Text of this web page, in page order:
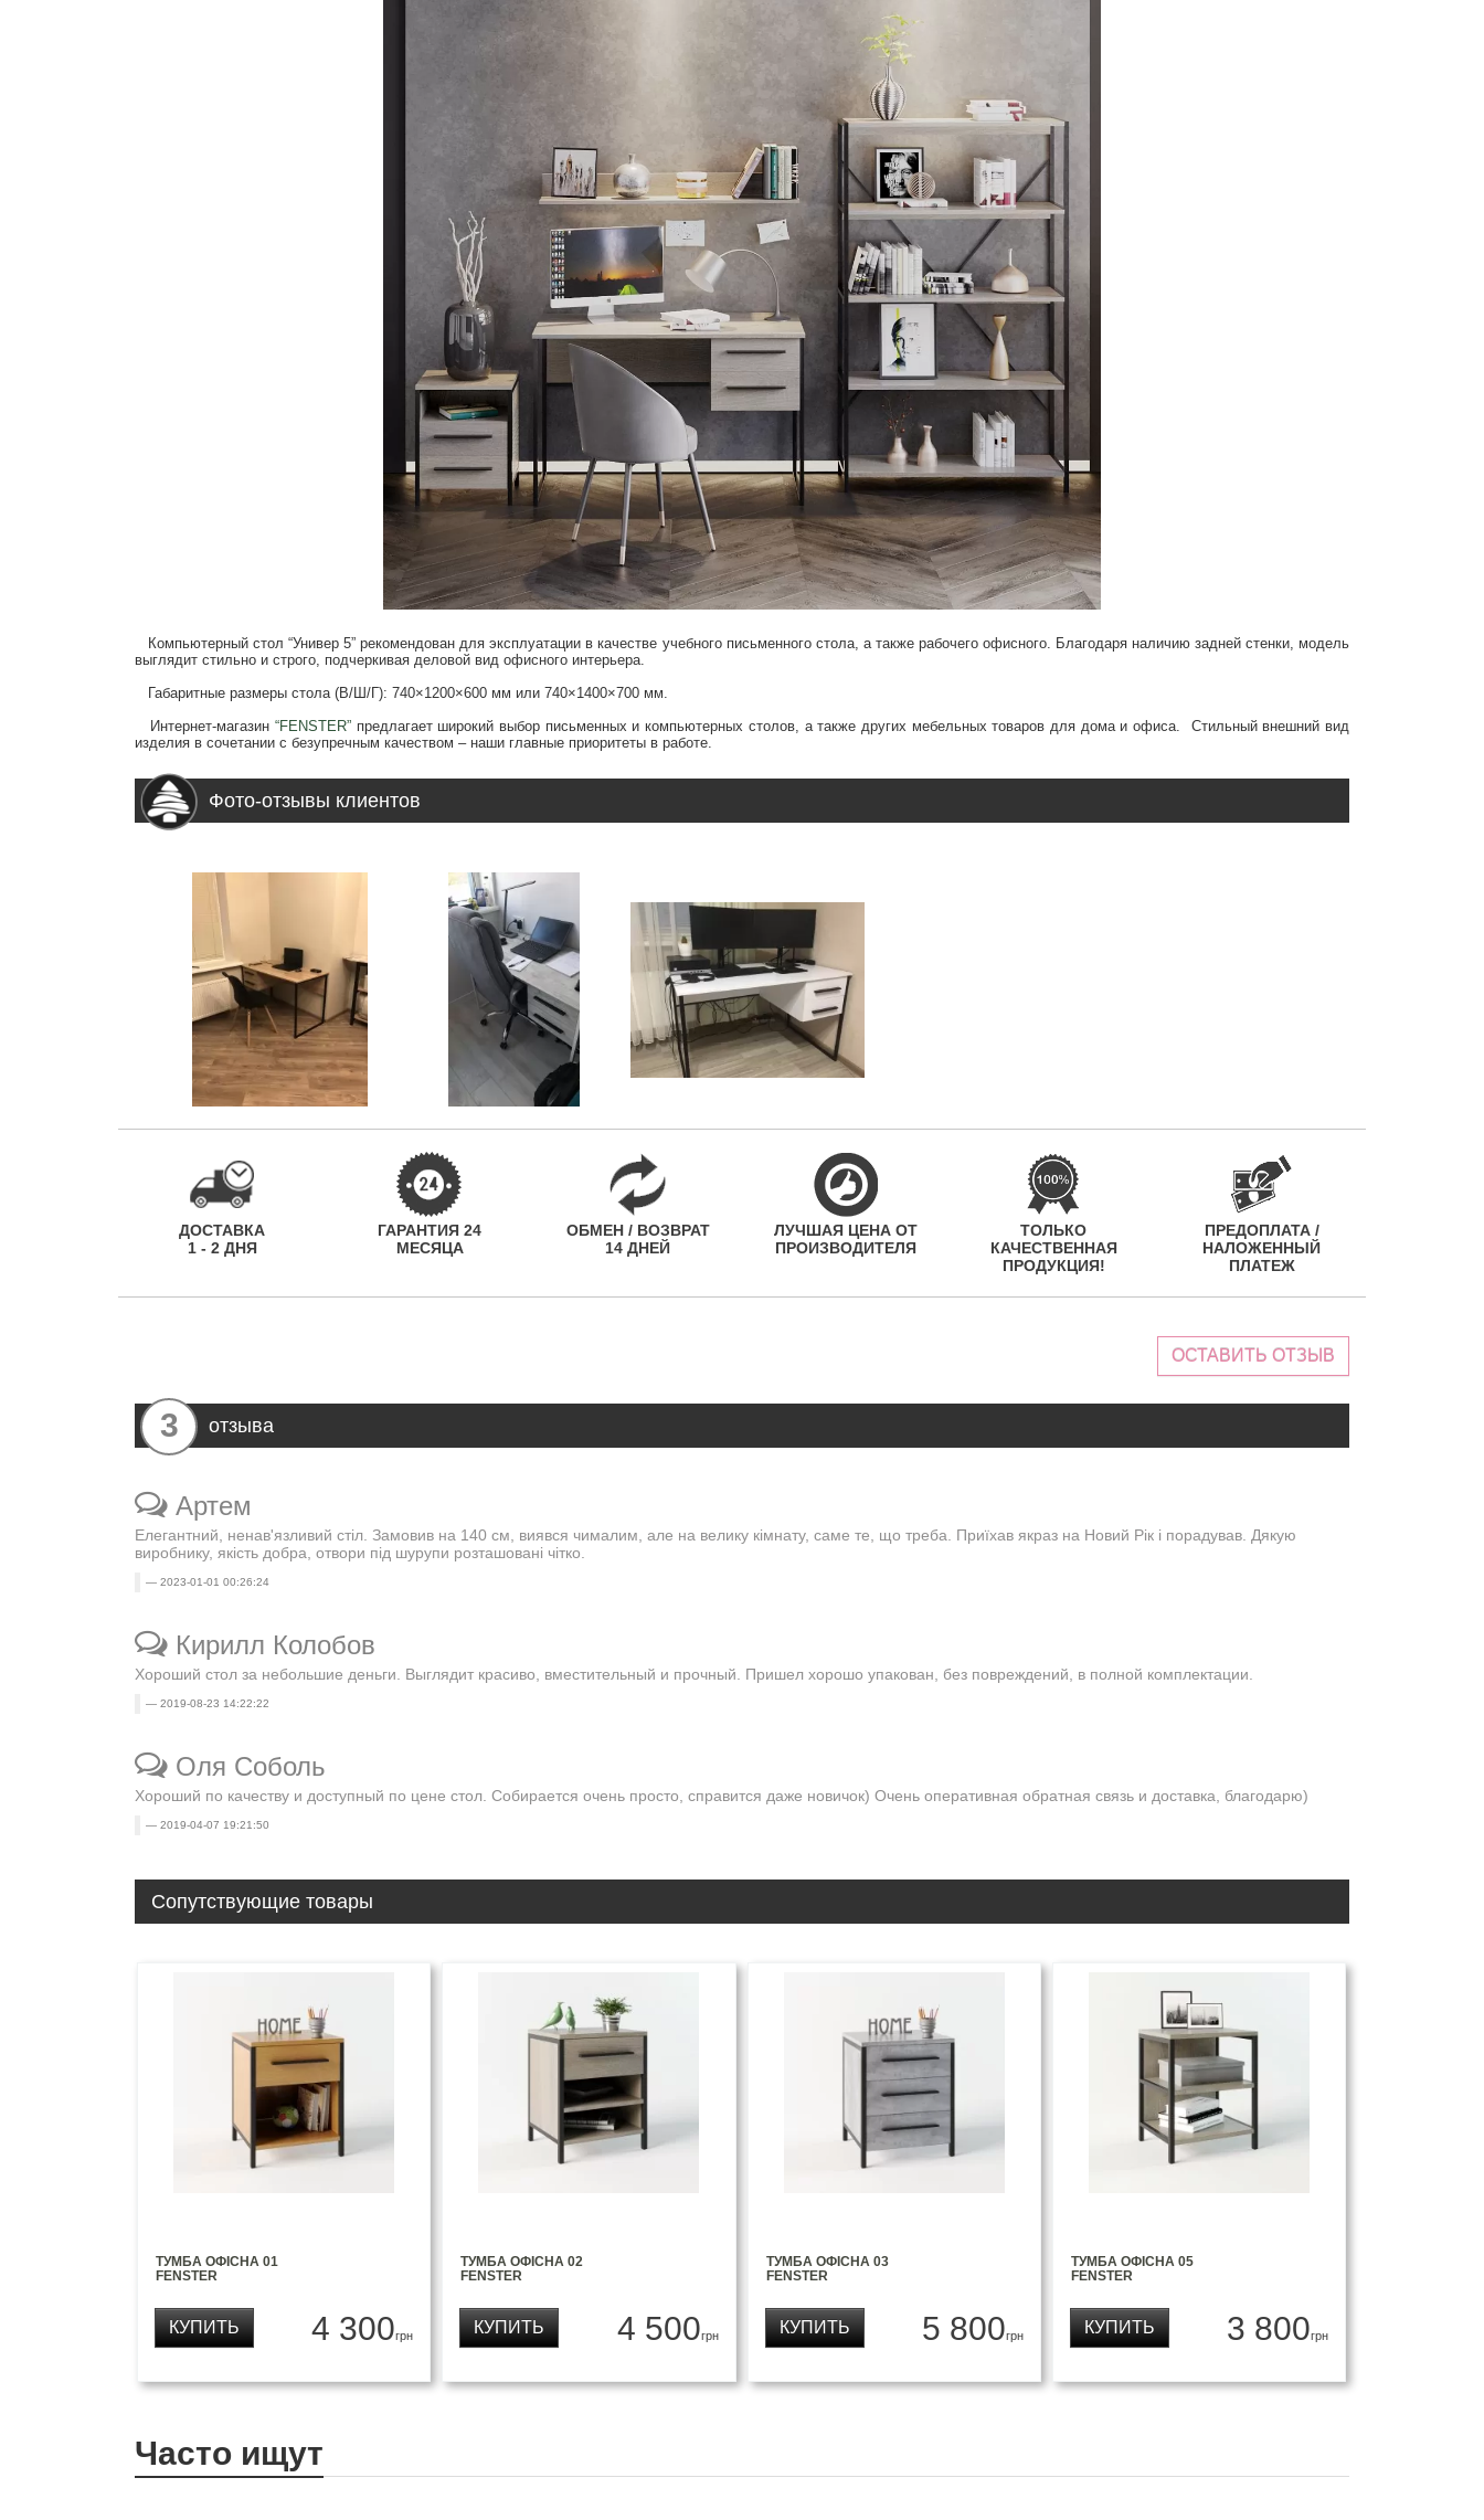
Компьютерный стол “Универ 5” рекомендован для эксплуатации в качестве учебного письменного стола, а также рабочего офисного. Благодаря наличию задней стенки, модель
выглядит стильно и строго, подчеркивая деловой вид офисного интерьера.
Габаритные размеры стола (В/Ш/Г): 740×1200×600 мм или 740×1400×700 мм.
Интернет-магазин “FENSTER”предлагает широкий выбор письменных и компьютерных столов, а также других мебельных товаров для дома и офиса. Стильный внешний вид
изделия в сочетании с безупречным качеством – наши главные приоритеты в работе.
Фото-отзывы клиентов
ДОСТАВКА
1 - 2 ДНЯ
ГАРАНТИЯ 24
МЕСЯЦА
ОБМЕН / ВОЗВРАТ
14 ДНЕЙ
ЛУЧШАЯ ЦЕНА ОТ
ПРОИЗВОДИТЕЛЯ
ТОЛЬКО
КАЧЕСТВЕННАЯ
ПРОДУКЦИЯ!
ПРЕДОПЛАТА /
НАЛОЖЕННЫЙ
ПЛАТЕЖ
ОСТАВИТЬ ОТЗЫВ
3 отзыва
Артем
Елегантний, ненав'язливий стіл. Замовив на 140 см, виявся чималим, але на велику кімнату, саме те, що треба. Приїхав якраз на Новий Рік і порадував. Дякую
виробнику, якість добра, отвори під шурупи розташовані чітко.
2023-01-01 00:26:24
Кирилл Колобов
Хороший стол за небольшие деньги. Выглядит красиво, вместительный и прочный. Пришел хорошо упакован, без повреждений, в полной комплектации.
2019-08-23 14:22:22
Оля Соболь
Хороший по качеству и доступный по цене стол. Собирается очень просто, справится даже новичок) Очень оперативная обратная связь и доставка, благодарю)
2019-04-07 19:21:50
Сопутствующие товары
ТУМБА ОФІСНА 01
FENSTER
4 300грн
КУПИТЬ
ТУМБА ОФІСНА 02
FENSTER
4 500грн
КУПИТЬ
ТУМБА ОФІСНА 03
FENSTER
5 800грн
КУПИТЬ
ТУМБА ОФІСНА 05
FENSTER
3 800грн
КУПИТЬ
Часто ищут